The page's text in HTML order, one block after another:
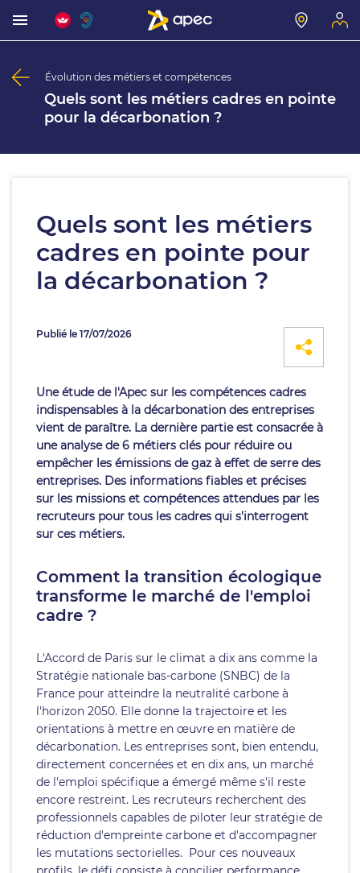
Évolution des métiers et compétences
Quels sont les métiers cadres en pointe
pour la décarbonation ?
Quels sont les métiers
cadres en pointe pour
la décarbonation ?
Publié le 17/07/2026
Une étude de l'Apec sur les compétences cadres
indispensables à la décarbonation des entreprises
vient de paraître. La dernière partie est consacrée à
une analyse de 6 métiers clés pour réduire ou
empêcher les émissions de gaz à effet de serre des
entreprises. Des informations fiables et précises
sur les missions et compétences attendues par les
recruteurs pour tous les cadres qui s'interrogent
sur ces métiers.
Comment la transition écologique
transforme le marché de l'emploi
cadre ?
L'Accord de Paris sur le climat a dix ans comme la
Stratégie nationale bas-carbone (SNBC) de la
France pour atteindre la neutralité carbone à
l'horizon 2050. Elle donne la trajectoire et les
orientations à mettre en œuvre en matière de
décarbonation. Les entreprises sont, bien entendu,
directement concernées et en dix ans, un marché
de l'emploi spécifique a émergé même s'il reste
encore restreint. Les recruteurs recherchent des
professionnels capables de piloter leur stratégie de
réduction d'empreinte carbone et d'accompagner
les mutations sectorielles. Pour ces nouveaux